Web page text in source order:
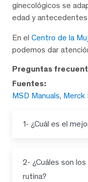
ginecológicos se
edad y
En el Centro de la
podemos dar
Preguntas
Fuentes:
MSD Manuals, Merck
1- ¿Cuál es el
2- ¿Cuáles son
rutina?